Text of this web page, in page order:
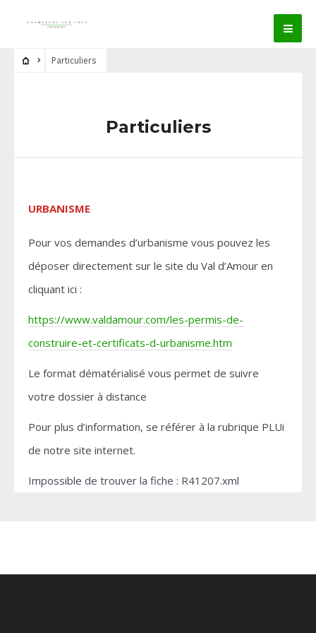
Particuliers
Particuliers
URBANISME
Pour vos demandes d’urbanisme vous pouvez les
déposer directement sur le site du Val d’Amour en
cliquant ici :
https://www.valdamour.com/les-permis-de-
construire-et-certificats-d-urbanisme.htm
Le format dématérialisé vous permet de suivre
votre dossier à distance
Pour plus d’information, se référer à la rubrique PLUi
de notre site internet.
Impossible de trouver la fiche : R41207.xml